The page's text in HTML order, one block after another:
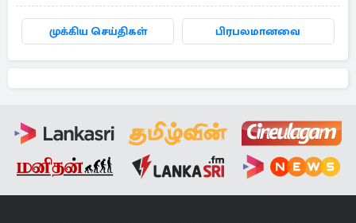
முக்கிய செய்திகள் பிரபலமானவை